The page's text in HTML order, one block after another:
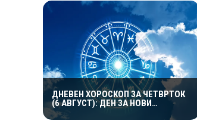
ДНЕВЕН ХОРОСКОП ЗА ЧЕТВРТОК
(6 АВГУСТ): ДЕН ЗА НОВИ
МОЖНОСТИ И ЕМОТИВНИ
ПРЕСВРТИ